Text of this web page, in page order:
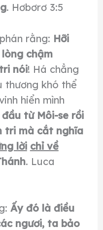
. Hơbơrơ 3:5
rằng: Hỡi
chậm
nói! Há chẳng
thương khó thể
hiển mình
từ Môi-se rồi
tri mà cắt nghĩa
lời chỉ về
. Luca
Ấy đó là điều
ngươi, ta bảo